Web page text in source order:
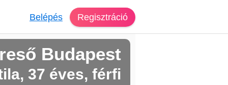
Belépés Regisztráció
Budapest
37 éves, férfi